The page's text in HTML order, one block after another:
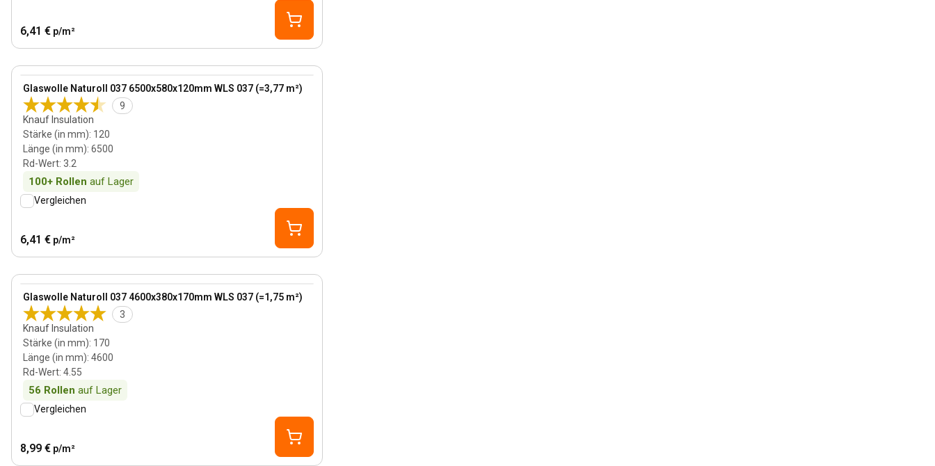
6,41 € p/m²
Glaswolle Naturoll 037 6500x580x120mm WLS 037 (=3,77 m²)
9
Knauf Insulation
Stärke (in mm): 120
Länge (in mm): 6500
Rd-Wert: 3.2
100+ Rollen auf Lager
View product
Vergleichen
6,41 € p/m²
Glaswolle Naturoll 037 4600x380x170mm WLS 037 (=1,75 m²)
3
Knauf Insulation
Stärke (in mm): 170
Länge (in mm): 4600
Rd-Wert: 4.55
56 Rollen auf Lager
View product
Vergleichen
8,99 € p/m²